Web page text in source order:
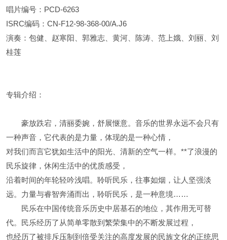
唱片编号：PCD-6263
ISRC编码：CN-F12-98-368-00/A.J6
演奏：包健、赵寒阳、郭雅志、黄河、陈涛、范上娥、刘丽、刘
桂莲
专辑介绍：
豪放跌宕，清丽委婉，舒展惬意。音乐的世界永远不会只有
一种声音，它代表的是力量，体现的是一种心情，
对我们而言它犹如生活中的阳光、清新的空气一样。**了浪漫的
民乐旋律，休闲生活中的优质感受，
沿着时间的年轮轻吟浅唱。聆听民乐，往事如烟，让人坚强淡
远。力量与睿智奔涌而出，聆听民乐，是一种意境……
民乐在中国传统音乐历史中居基石的地位，其作用无可替
代。民乐经历了从简单零散到繁荣集中的不断发展过程，
也经历了被排斥压制到倍受关注的高度发展的民族文化的正统思